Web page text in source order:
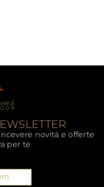
novità e offerte
per te